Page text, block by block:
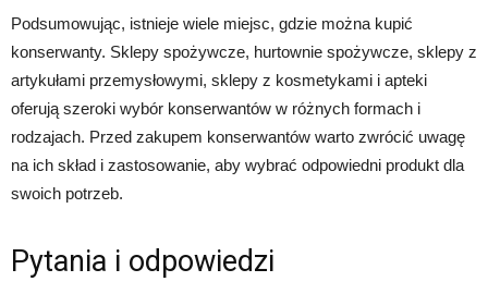
Podsumowując, istnieje wiele miejsc, gdzie można kupić
konserwanty. Sklepy spożywcze, hurtownie spożywcze, sklepy z
artykułami przemysłowymi, sklepy z kosmetykami i apteki
oferują szeroki wybór konserwantów w różnych formach i
rodzajach. Przed zakupem konserwantów warto zwrócić uwagę
na ich skład i zastosowanie, aby wybrać odpowiedni produkt dla
swoich potrzeb.
Pytania i odpowiedzi